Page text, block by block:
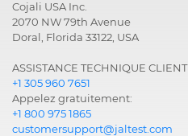
Cojali USA Inc.
2070 NW 79th Avenue
Doral, Florida 33122, USA
ASSISTANCE TECHNIQUE CLIENT
+1 305 960 7651
Appelez gratuitement:
+1 800 975 1865
customersupport@jaltest.com